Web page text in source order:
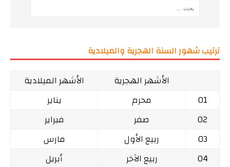
ترتيب شهور السنة الهجرية والميلادية
الأشهر الهجرية
الأشهر الميلادية
01
محرم
يناير
02
صفر
فبراير
03
ربيع الأول
مارس
04
ربيع الآخر
أبريل